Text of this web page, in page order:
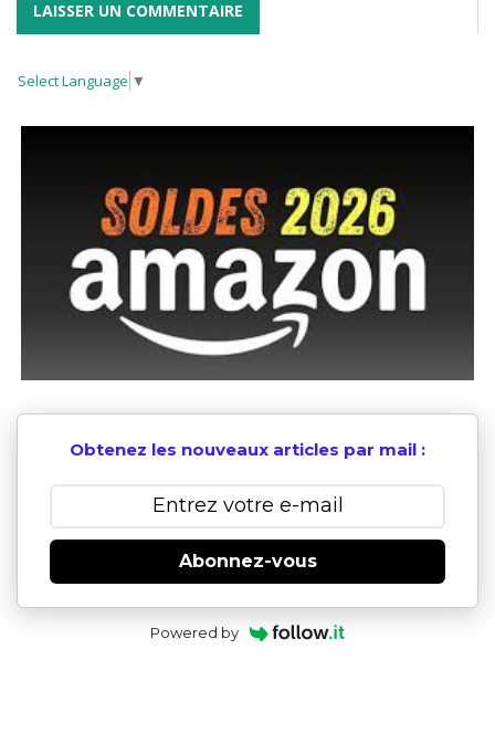
Select Language ▼
Obtenez les nouveaux articles par mail :
Abonnez-vous
Powered by